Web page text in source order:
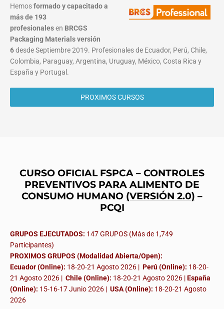
Hemosformado y capacitado a
más de 193
profesionalesen BRCGS
Packaging Materialsversión
6desde Septiembre 2019. Profesionales de Ecuador, Perú, Chile,
Colombia, Paraguay, Argentina, Uruguay, México, Costa Rica y
España y Portugal.
PROXIMOS CURSOS
CURSO OFICIAL FSPCA – CONTROLES
PREVENTIVOS PARA ALIMENTO DE
CONSUMO HUMANO (VERSIÓN 2.0) –
PCQI
GRUPOS EJECUTADOS: 147 GRUPOS (Más de 1,749
Participantes)
PROXIMOS GRUPOS (Modalidad Abierta/Open):
Ecuador (Online): 18-20-21 Agosto 2026 | Perú (Online): 18-20-
21 Agosto 2026 | Chile (Online): 18-20-21 Agosto 2026 |España
(Online): 15-16-17 Junio 2026 | USA (Online): 18-20-21 Agosto
2026